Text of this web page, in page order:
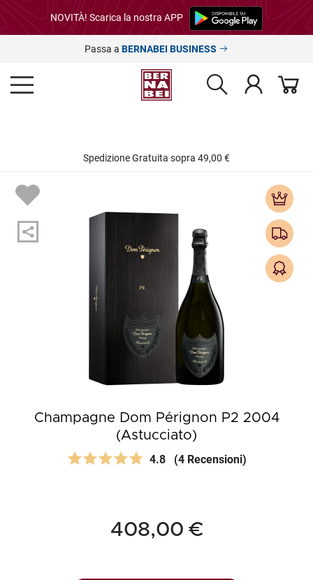
NOVITÀ! Scarica la nostra APP
Passa a BERNABEI BUSINESS
Spedizione Gratuita sopra 49,00 €
Champagne Dom Pérignon P2 2004
(Astucciato)
4.8 (4 Recensioni)
408,00 €